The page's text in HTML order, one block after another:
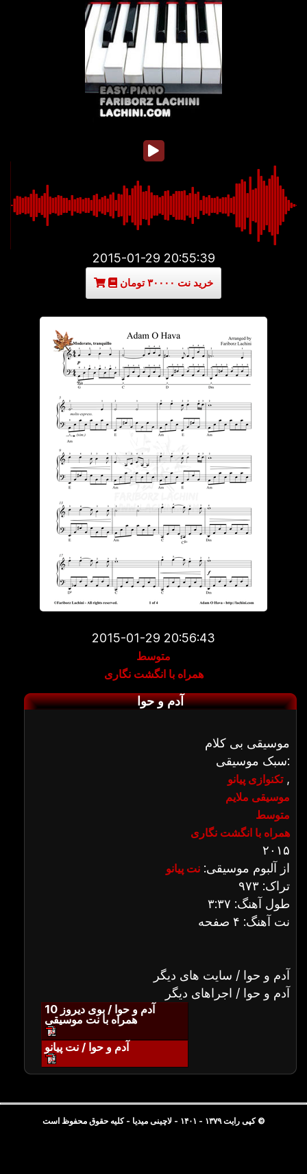
2015-01-29 20:55:39
خرید نت ۳۰۰۰۰ تومان
2015-01-29 20:56:43
متوسط
همراه با انگشت نگاری
آدم و حوا
موسیقی بی کلام
سبک موسیقی:
تکنوازی پیانو,
موسیقی ملایم
متوسط
همراه با انگشت نگاری
۲۰۱۵
از آلبوم موسیقی: نت پیانو
تراک: ۹۷۳
طول آهنگ: ۳:۳۷
نت آهنگ: ۴ صفحه
آدم و حوا / سایت های دیگر
آدم و حوا / اجراهای دیگر
آدم و حوا / بوی دیروز 10
همراه با نت موسیقی
آدم و حوا / نت پیانو
© کپی رایت ۱۳۷۹ - ۱۴۰۱ - لاچینی میدیا - کلیه حقوق محفوظ است